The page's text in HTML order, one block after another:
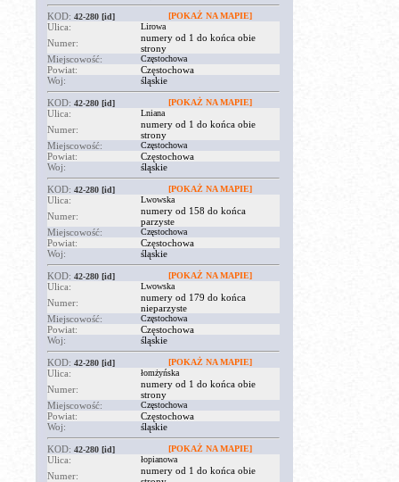
KOD: 42-280 [id] [POKAŻ NA MAPIE]
Ulica: Lirowa
Numer:
numery od 1 do końca obie
strony
Miejscowość:
Częstochowa
Powiat:
Częstochowa
Woj:
śląskie
KOD: 42-280 [id] [POKAŻ NA MAPIE]
Ulica: Lniana
Numer:
numery od 1 do końca obie
strony
Miejscowość:
Częstochowa
Powiat:
Częstochowa
Woj:
śląskie
KOD: 42-280 [id] [POKAŻ NA MAPIE]
Ulica: Lwowska
Numer:
numery od 158 do końca
parzyste
Miejscowość:
Częstochowa
Powiat:
Częstochowa
Woj:
śląskie
KOD: 42-280 [id] [POKAŻ NA MAPIE]
Ulica: Lwowska
Numer:
numery od 179 do końca
nieparzyste
Miejscowość:
Częstochowa
Powiat:
Częstochowa
Woj:
śląskie
KOD: 42-280 [id] [POKAŻ NA MAPIE]
Ulica: łomżyńska
Numer:
numery od 1 do końca obie
strony
Miejscowość:
Częstochowa
Powiat:
Częstochowa
Woj:
śląskie
KOD: 42-280 [id] [POKAŻ NA MAPIE]
Ulica: łopianowa
Numer:
numery od 1 do końca obie